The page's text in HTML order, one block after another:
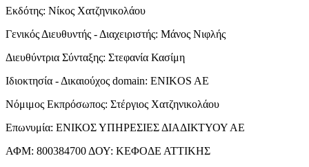
Εκδότης: Νίκος Χατζηνικολάου
Γενικός Διευθυντής - Διαχειριστής: Μάνος Νιφλής
Διευθύντρια Σύνταξης: Στεφανία Κασίμη
Ιδιοκτησία - Δικαιούχος domain: ENIKOS AE
Νόμιμος Εκπρόσωπος: Στέργιος Χατζηνικολάου
Επωνυμία: ΕΝΙΚΟΣ ΥΠΗΡΕΣΙΕΣ ΔΙΑΔΙΚΤΥΟΥ ΑΕ
ΑΦΜ: 800384700 ΔΟΥ: ΚΕΦΟΔΕ ΑΤΤΙΚΗΣ